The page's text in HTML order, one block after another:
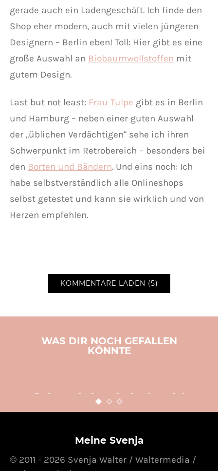
gerade auch ein Ladengeschäft. Ich finde den
Shop eher modern, auch mit vielen jüngeren
Designern – Berlin eben! Toll: Hier gibt es eine
große Auswahl an Biobaumwollstoffen mit
gutem Design.
Last but not least: Frau Tulpe gibt es in Berlin
und Hamburg – neben einer guten Auswahl
der „üblichen Verdächtigen“ sehe ich ihren
Schwerpunkt im Retrobereich – besonders bei
den Borten und Bändern. Und eins noch: Ich
habe selbstverständlich alle Onlineshops
selbst getestet und kann sie wirklich und von
Herzen empfehlen.
KOMMENTARE LADEN (5)
WAS DIR NOCH GEFALLEN
KÖNNTE
Adventsbasteln leicht
gemacht
POSTED ON
Meine Svenja
© 2011 - 2026 Svenja Walter / Waltermedia /